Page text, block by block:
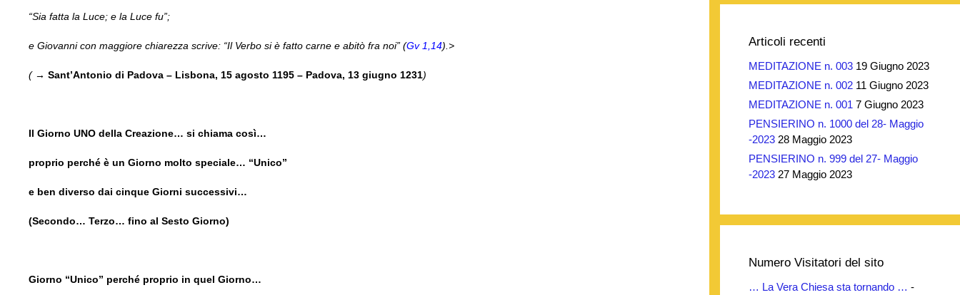
“Sia fatta la Luce; e la Luce fu”;
e Giovanni con maggiore chiarezza scrive: “Il Verbo si è fatto carne e abitò fra noi” (Gv 1,14).>
( → Sant’Antonio di Padova – Lisbona, 15 agosto 1195 – Padova, 13 giugno 1231)
Il Giorno UNO della Creazione… si chiama così…
proprio perché è un Giorno molto speciale… “Unico”
e ben diverso dai cinque Giorni successivi…
(Secondo… Terzo… fino al Sesto Giorno)
Giorno “Unico” perché proprio in quel Giorno…
Articoli recenti
MEDITAZIONE n. 003 19 Giugno 2023
MEDITAZIONE n. 002 11 Giugno 2023
MEDITAZIONE n. 001 7 Giugno 2023
PENSIERINO n. 1000 del 28- Maggio
-2023 28 Maggio 2023
PENSIERINO n. 999 del 27- Maggio
-2023 27 Maggio 2023
Numero Visitatori del sito
… La Vera Chiesa sta tornando … -